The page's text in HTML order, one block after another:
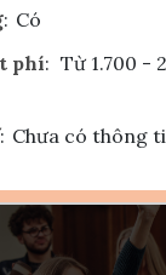
: Có
phí: Từ 1.700 -
: Chưa có thông
Ghi danh